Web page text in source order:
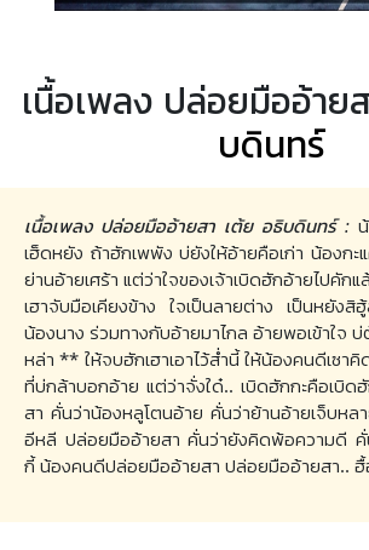
เนื้อเพลง ปล่อยมืออ้ายส
บดินทร์
เนื้อเพลง ปล่อยมืออ้ายสา เต้ย อธิบดินทร์ :
เฮ็ดหยัง ถ้าฮักเพพัง บ่ยังให้อ้ายคือเก่า น้องกะ
ย่านอ้ายเศร้า แต่ว่าใจของเจ้าเบิดฮักอ้ายไปคัก
เฮาจับมือเคียงข้าง ใจเป็นลายต่าง เป็นหยัง
น้องนาง ร่วมทางกับอ้ายมาไกล อ้ายพอเข้าใจ
หล่า ** ให้จบฮักเฮาเอาไว้ส่ำนี้ ให้น้องคนดีเซาคิ
ที่บ่กล้าบอกอ้าย แต่ว่าจั่งใด๋.. เบิดฮักกะคือเบิ
สา คั่นว่าน้องหลูโตนอ้าย คั่นว่าย้านอ้ายเจ็บหล
อีหลี ปล่อยมืออ้ายสา คั่นว่ายังคิดพ้อความดี คั่
กี้ น้องคนดีปล่อยมืออ้ายสา ปล่อยมืออ้ายสา.. ฮื้